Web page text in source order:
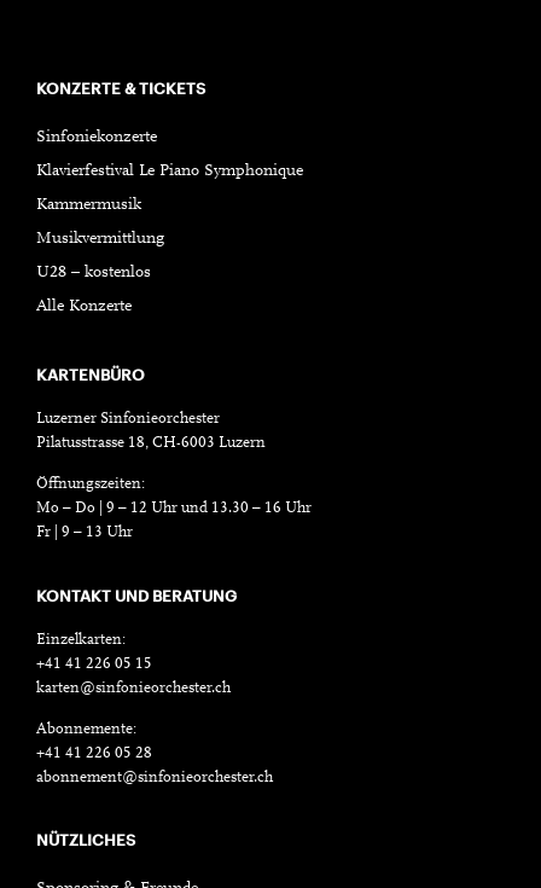
KONZERTE & TICKETS
Sinfoniekonzerte
Klavierfestival Le Piano Symphonique
Kammermusik
Musikvermittlung
U28 – kostenlos
Alle Konzerte
KARTENBÜRO
Luzerner Sinfonieorchester
Pilatusstrasse 18, CH-6003 Luzern
Öffnungszeiten:
Mo – Do | 9 – 12 Uhr und 13.30 – 16 Uhr
Fr | 9 – 13 Uhr
KONTAKT UND BERATUNG
Einzelkarten:
+41 41 226 05 15
karten@sinfonieorchester.ch
Abonnemente:
+41 41 226 05 28
abonnement@sinfonieorchester.ch
NÜTZLICHES